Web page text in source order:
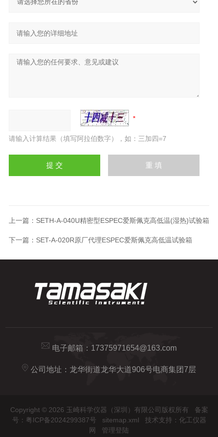
请输入计算结果（填写阿拉伯数字），如：三加四=7
上一篇： SETH-A-040U精密型ESPEC爱斯佩克高低温(湿热)试验箱
下一篇： SET-A-020R原厂代理ESPEC爱斯佩克高低温试验箱
电子邮箱： 17375971654@163.com
公司地址：龙华街道龙华大道906号电商集团7层
Copyright © 2026 玉崎科学仪器（深圳）有限公司版权所有 备案
号：粤ICP备2024299387号
sitemap.xml 技术支持： 化工仪器
网
管理登陆